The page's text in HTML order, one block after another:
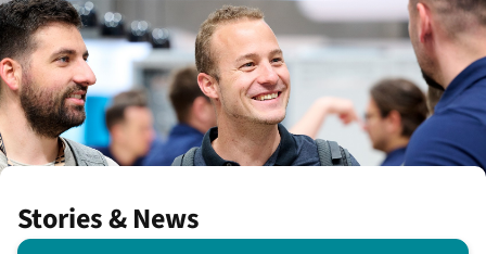
Stories & News